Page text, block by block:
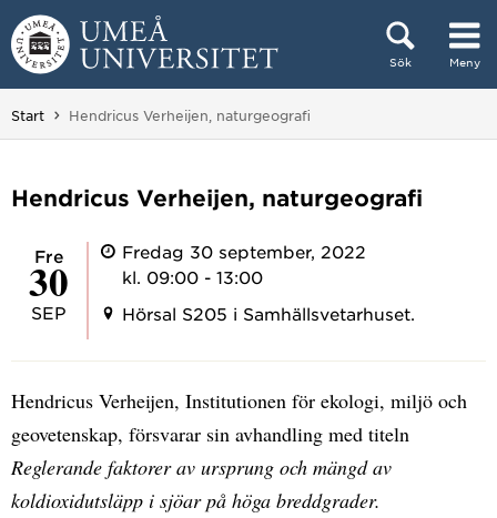
Hoppa direkt till innehållet
Sök Meny
Huvudmenyn dold.
Start Du är här:
Hendricus Verheijen, naturgeografi
Hendricus Verheijen, naturgeografi
fre
30
SEP
Fredag 30 september, 2022
kl. 09:00 - 13:00
Hörsal S205 i Samhällsvetarhuset.
Hendricus Verheijen, Institutionen för ekologi, miljö och
geovetenskap, försvarar sin avhandling med titeln
Reglerande faktorer av ursprung och mängd av
koldioxidutsläpp i sjöar på höga breddgrader.